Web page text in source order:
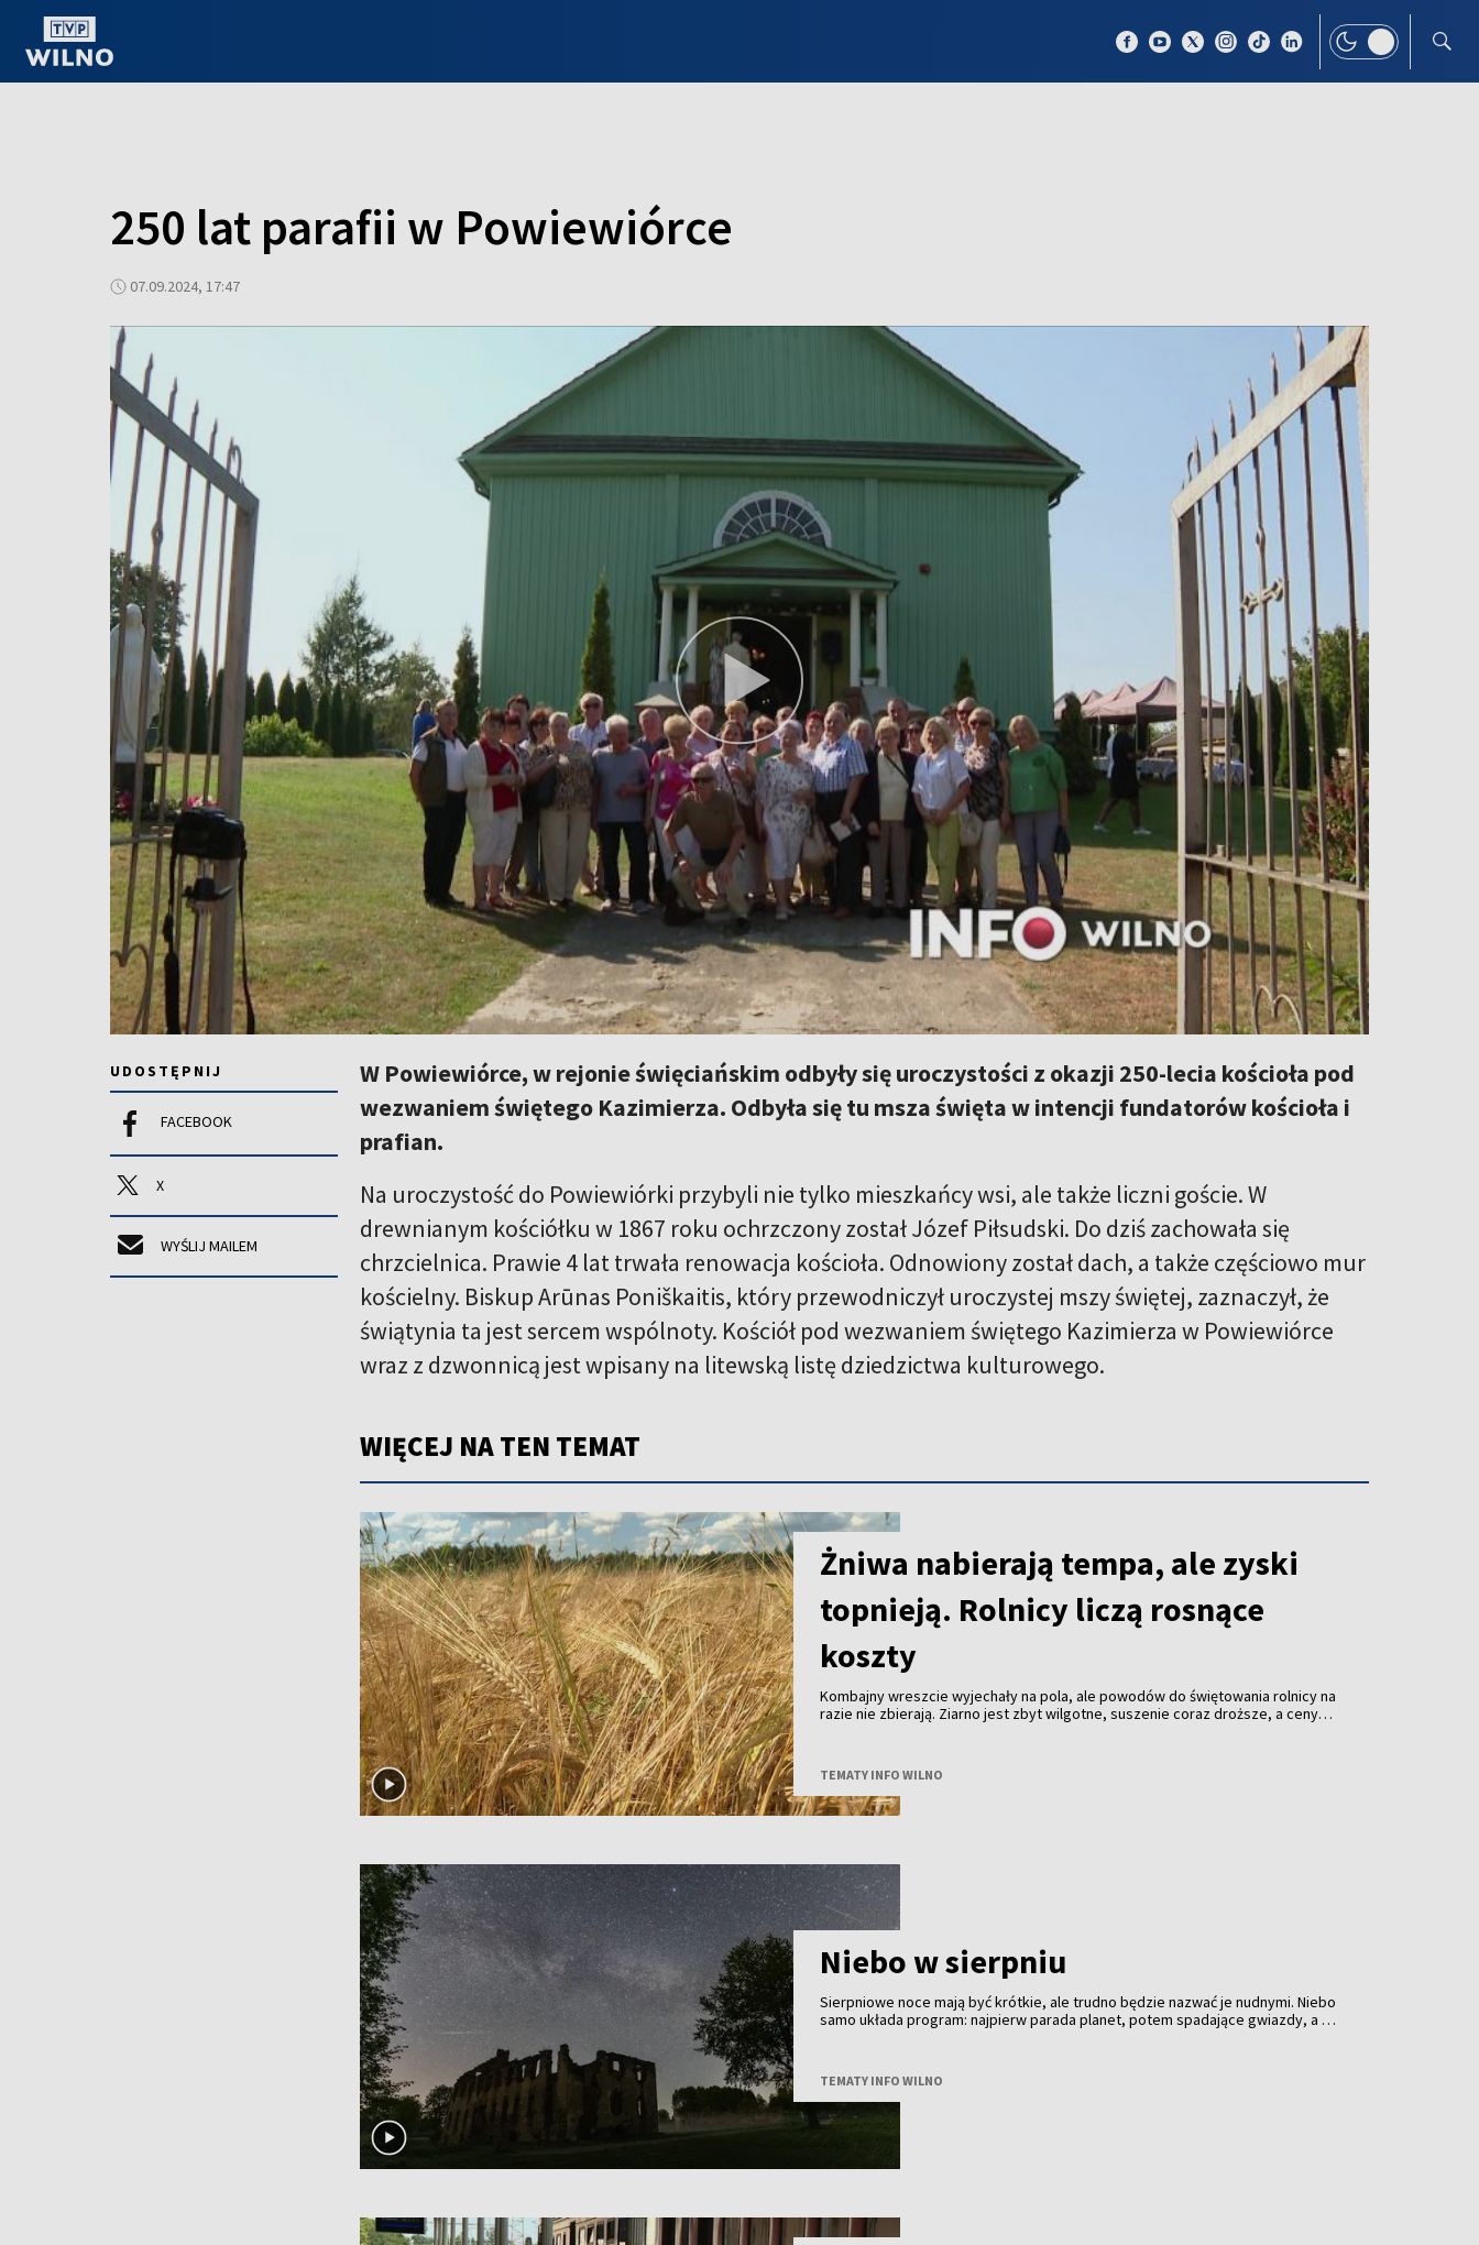
250 lat parafii w Powiewiórce
07.09.2024, 17:47
UDOSTĘPNIJ
FACEBOOK
X
WYŚLIJ MAILEM
W Powiewiórce, w rejonie święciańskim odbyły się uroczystości z okazji 250-lecia kościoła pod
wezwaniem świętego Kazimierza. Odbyła się tu msza święta w intencji fundatorów kościoła i
prafian.
Na uroczystość do Powiewiórki przybyli nie tylko mieszkańcy wsi, ale także liczni goście. W
drewnianym kościółku w 1867 roku ochrzczony został Józef Piłsudski. Do dziś zachowała się
chrzcielnica. Prawie 4 lat trwała renowacja kościoła. Odnowiony został dach, a także częściowo mur
kościelny. Biskup Arūnas Poniškaitis, który przewodniczył uroczystej mszy świętej, zaznaczył, że
świątynia ta jest sercem wspólnoty. Kościół pod wezwaniem świętego Kazimierza w Powiewiórce
wraz z dzwonnicą jest wpisany na litewską listę dziedzictwa kulturowego.
WIĘCEJ NA TEN TEMAT
Żniwa nabierają tempa, ale zyski
topnieją. Rolnicy liczą rosnące
koszty
Kombajny wreszcie wyjechały na pola, ale powodów do świętowania rolnicy na
razie nie zbierają. Ziarno jest zbyt wilgotne, suszenie coraz droższe, a ceny
można zebrać. Zysk - niekoniecznie.
TEMATY INFO WILNO
Niebo w sierpniu
Sierpniowe noce mają być krótkie, ale trudno będzie nazwać je nudnymi. Niebo
samo układa program: najpierw parada planet, potem spadające gwiazdy, a na
TEMATY INFO WILNO